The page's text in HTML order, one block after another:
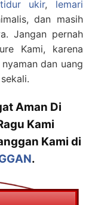
ukir, lemari
dan masih
Jangan pernah
Kami, karena
dan uang
Aman Di
Kami
Kami di
.